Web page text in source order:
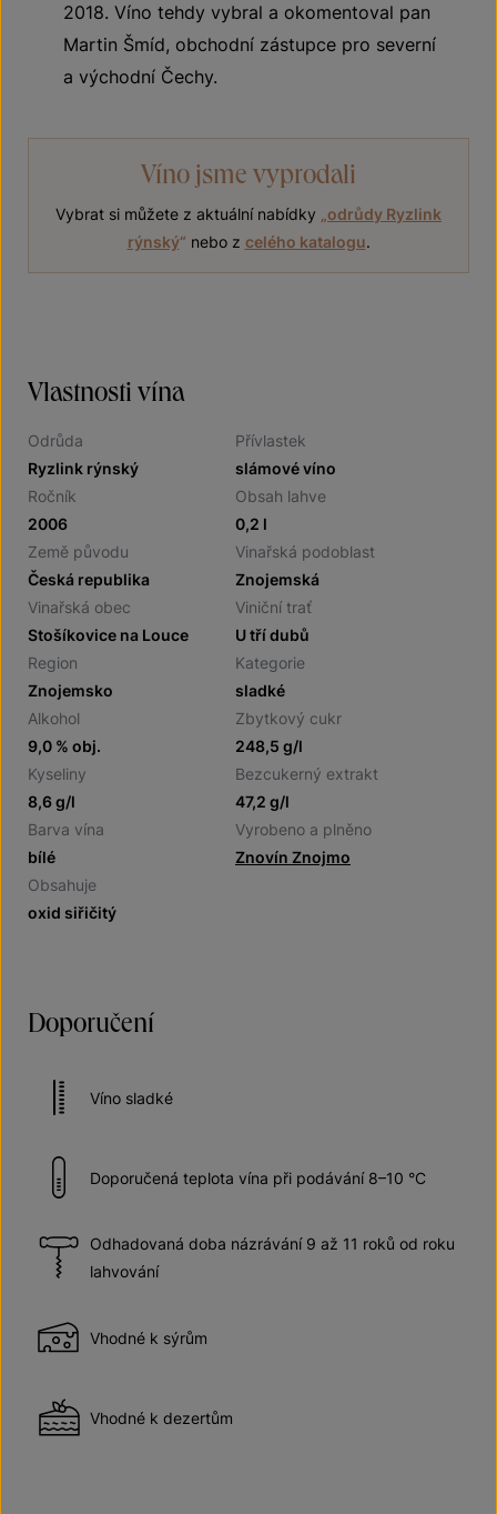
2018. Víno tehdy vybral a okomentoval pan
Martin Šmíd, obchodní zástupce pro severní
a východní Čechy.
Víno jsme vyprodali
Vybrat si můžete z aktuální nabídky
odrůdy Ryzlink
rýnský“ nebo z celého katalogu.
Vlastnosti vína
Odrůda
Ryzlink rýnský
Přívlastek
slámové víno
Ročník
2006
Obsah lahve
0,2 l
Země původu
Česká republika
Vinařská podoblast
Znojemská
Vinařská obec
Stošíkovice na Louce
Viniční trať
U tří dubů
Region
Znojemsko
Kategorie
sladké
Alkohol
9,0 % obj.
Zbytkový cukr
248,5 g/l
Kyseliny
8,6 g/l
Bezcukerný extrakt
47,2 g/l
Barva vína
bílé
Vyrobeno a plněno
Znovín Znojmo
Obsahuje
oxid siřičitý
Doporučení
Víno sladké
Doporučená teplota vína při podávání 8–10 °C
Odhadovaná doba názrávání 9 až 11 roků od roku
lahvování
Vhodné k sýrům
Vhodné k dezertům